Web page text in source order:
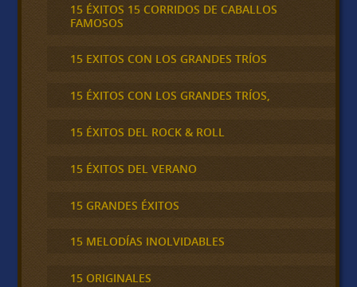
15 ÉXITOS 15 CORRIDOS DE CABALLOS
FAMOSOS
15 EXITOS CON LOS GRANDES TRÍOS
15 ÉXITOS CON LOS GRANDES TRÍOS,
15 ÉXITOS DEL ROCK & ROLL
15 ÉXITOS DEL VERANO
15 GRANDES ÉXITOS
15 MELODÍAS INOLVIDABLES
15 ORIGINALES